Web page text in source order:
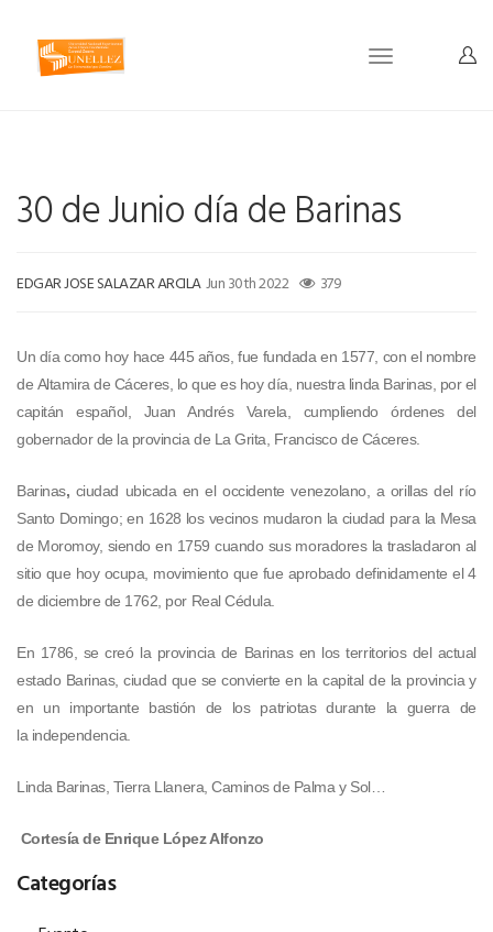
Toggle
30 de Junio día de Barinas
EDGAR JOSE SALAZAR ARCILAJun 30th 2022 379
Un día como hoy hace 445 años, fue fundada en 1577, con el nombre
de Altamira de Cáceres, lo que es hoy día, nuestra linda Barinas, por el
capitán español, Juan Andrés Varela, cumpliendo órdenes del
gobernador de la provincia de La Grita, Francisco de Cáceres.
Barinas, ciudad ubicada en el occidente venezolano, a orillas del río
Santo Domingo; en 1628 los vecinos mudaron la ciudad para la Mesa
de Moromoy, siendo en 1759 cuando sus moradores la trasladaron al
sitio que hoy ocupa, movimiento que fue aprobado definidamente el 4
de diciembre de 1762, por Real Cédula.
En 1786, se creó la provincia de Barinas en los territorios del actual
estado Barinas, ciudad que se convierte en la capital de la provincia y
en un importante bastión de los patriotas durante la guerra de
la independencia.
Linda Barinas, Tierra Llanera, Caminos de Palma y Sol…
Cortesía de Enrique López Alfonzo
Categorías